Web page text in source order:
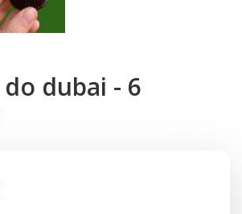
dubai - 6